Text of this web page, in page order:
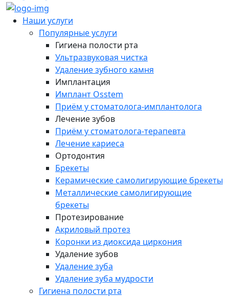
Наши услуги
Популярные услуги
Гигиена полости рта
Ультразвуковая чистка
Удаление зубного камня
Имплантация
Имплант Osstem
Приём у стоматолога-имплантолога
Лечение зубов
Приём у стоматолога-терапевта
Лечение кариеса
Ортодонтия
Брекеты
Керамические самолигирующие брекеты
Металлические самолигирующие
брекеты
Протезирование
Акриловый протез
Коронки из диоксида циркония
Удаление зубов
Удаление зуба
Удаление зуба мудрости
Гигиена полости рта